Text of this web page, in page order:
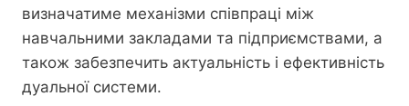
визначатиме механізми співпраці між
навчальними закладами та підприємствами, а
також забезпечить актуальність і ефективність
дуальної системи.